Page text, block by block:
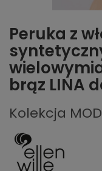
Peruka z
brąz LINA
Kolekcja